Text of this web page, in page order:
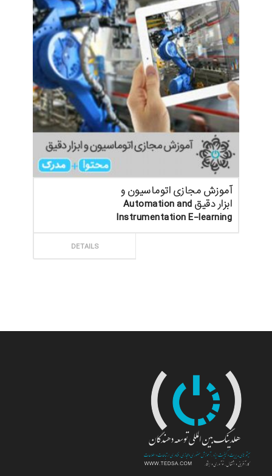
آموزش مجازی اتوماسیون و
ابزار دقیق Automation and
Instrumentation E-learning
DETAILS